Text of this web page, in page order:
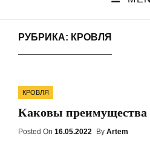
РУБРИКА: КРОВЛЯ
Categories
КРОВЛЯ
Каковы преимущества
Posted On Posted
16.05.2022 By Artem